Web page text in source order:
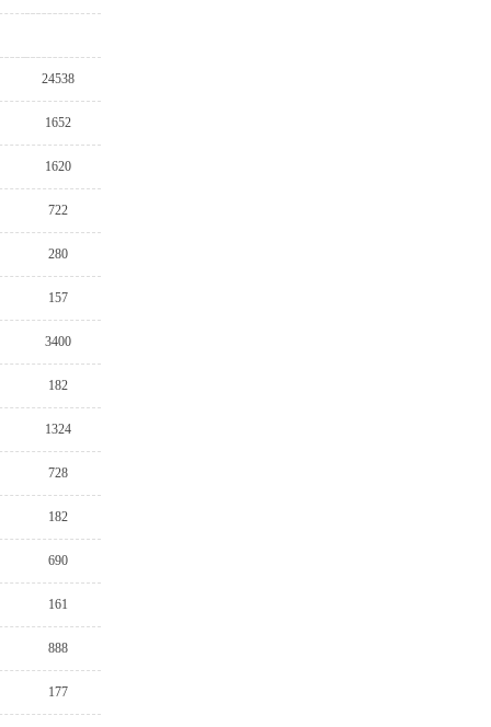
24538
1652
1620
722
280
157
3400
182
1324
728
182
690
161
888
177